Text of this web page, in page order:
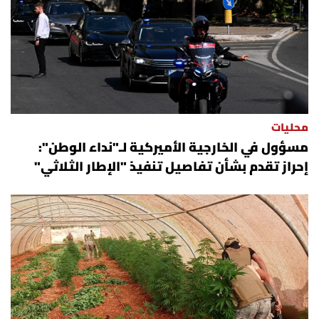
محليات
مسؤول في الخارجية الأميركية لـ"نداء الوطن":
إحراز تقدم بشأن تفاصيل تنفيذ "الإطار الثلاثي"